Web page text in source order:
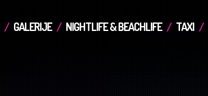
GALERIJE NIGHTLIFE & BEACHLIFE TAXI